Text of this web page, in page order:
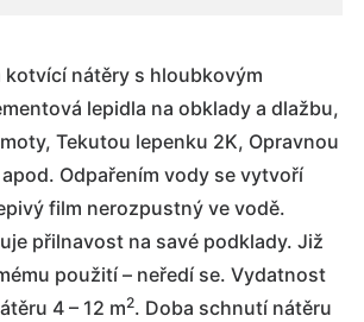
kotvící nátěry s hloubkovým
lepidla na obklady a dlažbu,
Tekutou lepenku 2K, Opravnou
Odpařením vody se vytvoří
film nerozpustný ve vodě.
přilnavost na savé podklady. Již
použití – neředí se. Vydatnost
4 – 12 m2. Doba schnutí nátěru